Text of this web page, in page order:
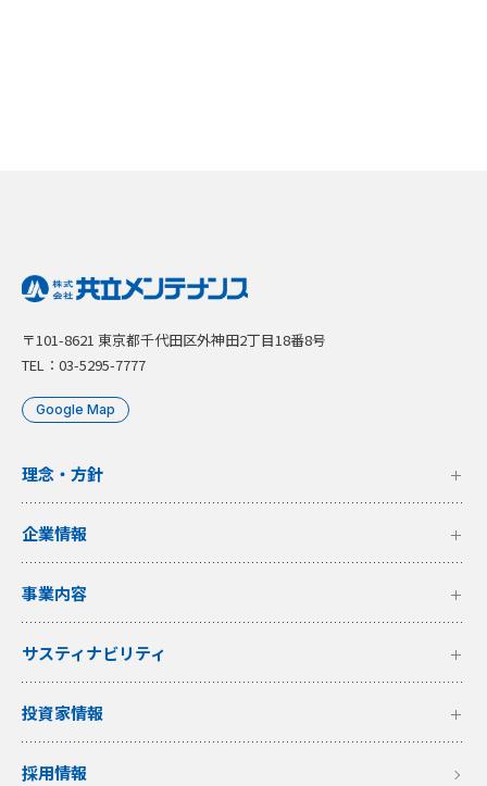
〒101-8621 東京都千代田区外神田2丁目18番8号
TEL：03-5295-7777
Google Map
理念・方針
企業情報
事業内容
サスティナビリティ
投資家情報
採用情報